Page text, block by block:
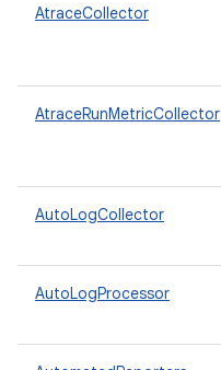
AtraceCollector
AtraceRunMetricCollector
AutoLogCollector
AutoLogProcessor